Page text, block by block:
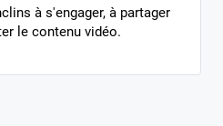
à s'engager, à partager
le contenu vidéo.